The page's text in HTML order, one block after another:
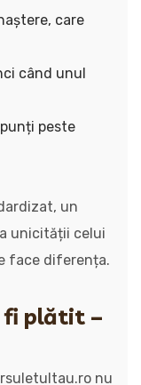
care
când unul
peste
un
unicității celui
face diferența.
fi plătit –
nu